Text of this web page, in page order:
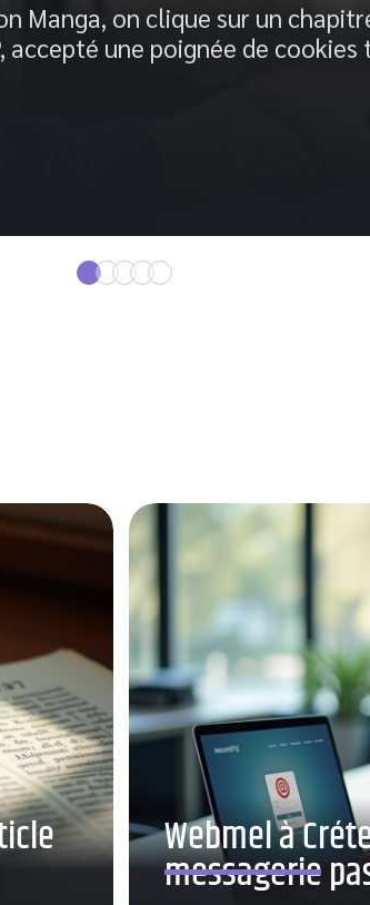
Manga, on clique sur un
une poignée de cookies
Webmel à
messagerie